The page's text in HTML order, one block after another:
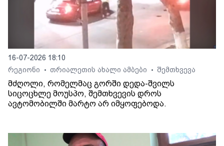
16-07-2026 18:10
რეგიონი
• თრიალეთის ახალი ამბები • შემთხვევა
მძღოლი, რომელმაც გორში დედა-შვილს
სიცოცხლე მოუსპო, შემთხვევის დროს
ავტომობილში მარტო არ იმყოფებოდა.